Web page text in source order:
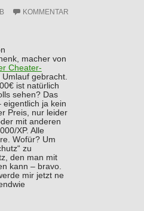
KOMMENTAR
macher von
Cheater-
gebracht.
ist natürlich
sehen? Das
eigentlich ja kein
Preis, nur leider
mit anderen
XP. Alle
Wofür? Um
zu
den man mit
kann – bravo.
mir jetzt ne